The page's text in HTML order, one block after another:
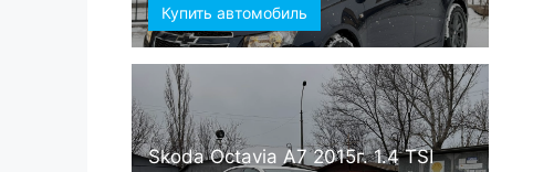
Купить автомобиль
Skoda Octavia А7 2015г. 1.4 TSI